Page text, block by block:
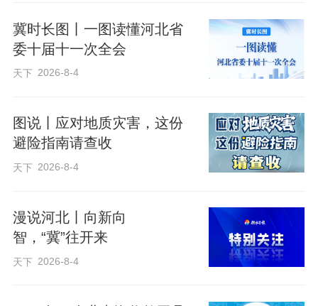
指着一段布满虫洞的老榆木说：“这不是病
木，这是天牛写了半辈子的日记。”
的蜿蜒纹路为天然“笔墨”，进行艺术创作的
一种技艺。粗细长短不一的枯木桩上，盘
旋曲折的蚀痕耐人寻味，虽不构成可识读
中陈列着数百件虫蚀作品，其中不少因造
型奇特的树瘿瘤格外夺目——那是树木受
伤后，自我愈合形成的瘤状组织，如同一
冀时长图丨一图读懂河北省
委十届十一次全会
天下 2026-8-4
图说丨应对地质灾害，这份
避险指南请查收
天下 2026-8-4
漫说河北丨向新向
智，“冀”往开来
天下 2026-8-4